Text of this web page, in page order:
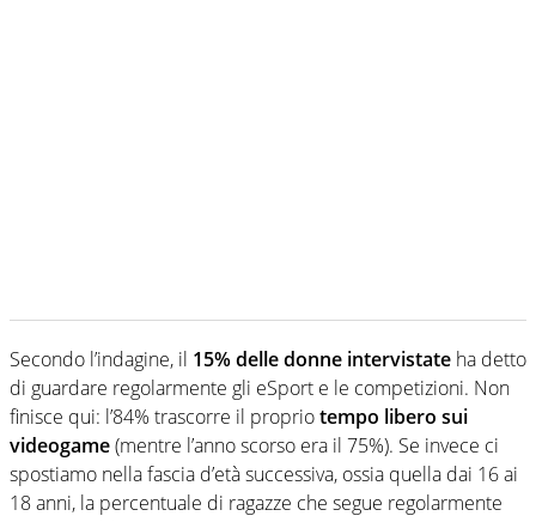
Secondo l’indagine, il 15% delle donne intervistate ha detto
di guardare regolarmente gli eSport e le competizioni. Non
finisce qui: l’84% trascorre il propriotempo libero sui
videogame(mentre l’anno scorso era il 75%). Se invece ci
spostiamo nella fascia d’età successiva, ossia quella dai 16 ai
18 anni, la percentuale di ragazze che segue regolarmente